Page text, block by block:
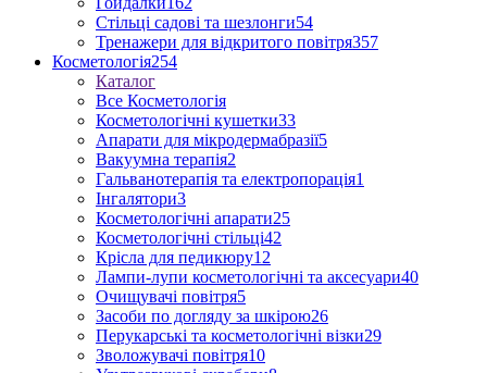
Стільці садові та шезлонги54
Тренажери для відкритого повітря357
Косметологія254
Каталог
Все Косметологія
Косметологічні кушетки33
Апарати для мікродермабразії5
Вакуумна терапія2
Гальванотерапія та електропорація1
Інгалятори3
Косметологічні апарати25
Косметологічні стільці42
Крісла для педикюру12
Лампи-лупи косметологічні та аксесуари40
Очищувачі повітря5
Засоби по догляду за шкірою26
Перукарські та косметологічні візки29
Зволожувачі повітря10